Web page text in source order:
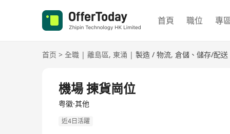
首頁 職位 專
首页 > 全職 | 離島區, 東涌 | 製造 / 物流, 倉儲、儲存/配送
機場 揀貨崗位
粤徽·其他
近4日活躍